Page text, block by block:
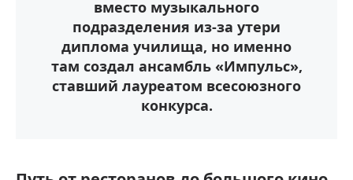
вместо музыкального
подразделения из-за утери
диплома училища, но именно
там создал ансамбль «Импульс»,
ставший лауреатом всесоюзного
конкурса.